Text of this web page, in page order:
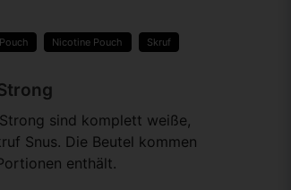
Nicotine Pouch Skruf
sind komplett weiße,
Snus. Die Beutel kommen
enthält.